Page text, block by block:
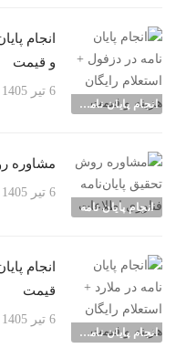
انجام پایان نامه شهرها
انجام
و قیمت
6 تیر 1405
انجام پایان نامه
مشاوره
6 تیر 1405
انجام پایان نامه شهرها
انجام
قیمت
6 تیر 1405